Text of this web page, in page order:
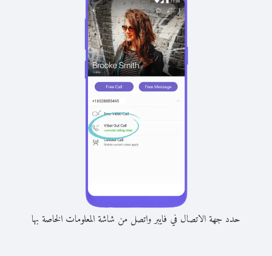
حدد جهة الاتصال في فايبر واتصل من شاشة المعلومات الخاصة بها